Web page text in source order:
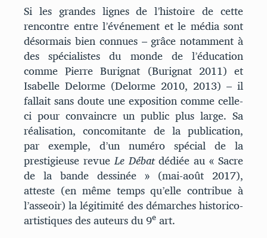
Si les grandes lignes de l’histoire de cette
rencontre entre l’événement et le média sont
désormais bien connues – grâce notamment à
des spécialistes du monde de l’éducation
comme Pierre Burignat (Burignat 2011) et
Isabelle Delorme (Delorme 2010, 2013) – il
fallait sans doute une exposition comme celle-
ci pour convaincre un public plus large. Sa
réalisation, concomitante de la publication,
par exemple, d’un numéro spécial de la
prestigieuse revueLe Débatdédiée au « Sacre
de la bande dessinée » (mai-août 2017),
atteste (en même temps qu’elle contribue à
l’asseoir) la légitimité des démarches historico-
artistiques des auteurs du 9e art.